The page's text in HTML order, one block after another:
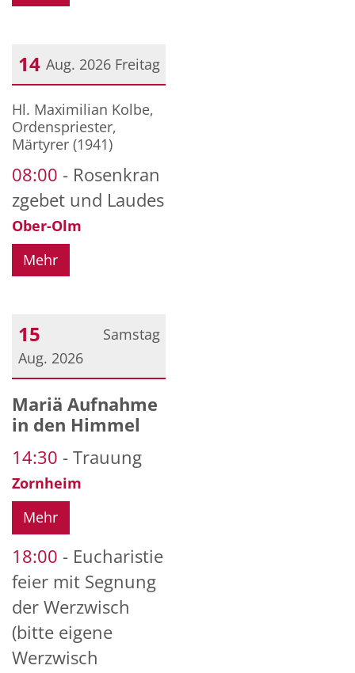
Freitag
14 Aug. 2026
Datum: 14. August 2026
Hl. Maximilian Kolbe,
Ordenspriester,
Märtyrer (1941)
08:00
Rosenkran
zgebet und Laudes
Ober-Olm
Mehr
Samstag
15
Aug. 2026
Datum: 15. August 2026
Mariä Aufnahme
in den Himmel
14:30
Trauung
Zornheim
Mehr
18:00
Eucharistie
feier mit Segnung
der Werzwisch
(bitte eigene
Werzwisch